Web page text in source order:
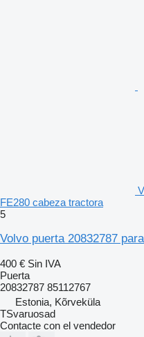
FE280 cabeza tractora
5
Volvo puerta 20832787
400 € Sin IVA
Puerta
20832787 85112767
Estonia, Kõrveküla
TSvaruosad
Contacte con el vendedor